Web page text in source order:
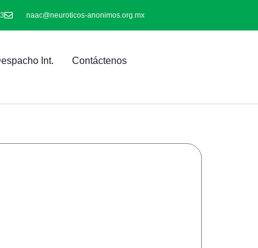
naac@neuroticos-anonimos.org.mx
Int. Contáctenos